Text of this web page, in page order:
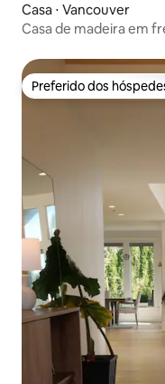
Casa ⋅ Vancouver
Casa de madeira em
Preferido dos
Preferido dos